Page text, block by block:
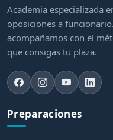
Academia especializada
oposiciones a
acompañamos con el
que consigas tu plaza.
Preparaciones